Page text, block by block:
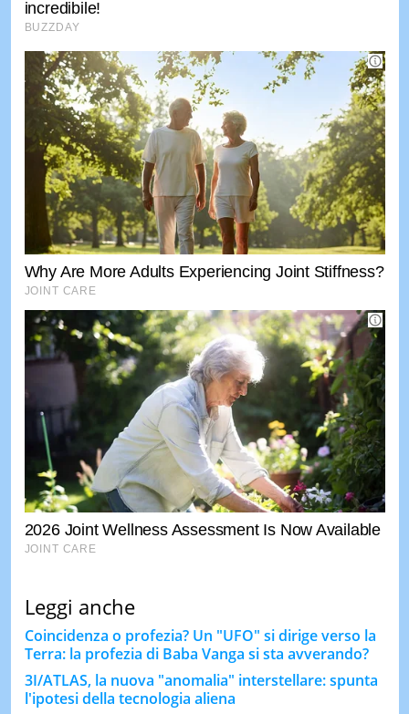
Leggi anche
Coincidenza o profezia? Un "UFO" si dirige verso la
Terra: la profezia di Baba Vanga si sta avverando?
3I/ATLAS, la nuova "anomalia" interstellare: spunta
l'ipotesi della tecnologia aliena